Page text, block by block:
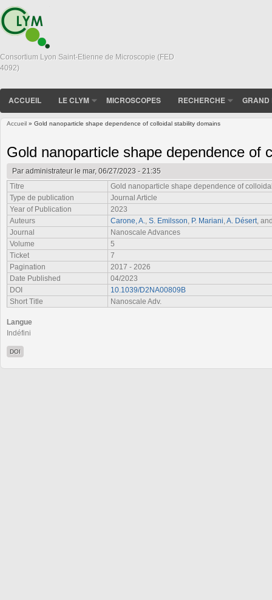
Consortium Lyon Saint-Etienne de Microscopie (FED
4092)
ACCUEIL LE CLYM MICROSCOPES RECHERCHE GRAND
Accueil » Gold nanoparticle shape dependence of colloidal stability domains
Gold nanoparticle shape dependence of
Paradministrateurle mar, 06/27/2023 - 21:35
Titre
Gold nanoparticle shape dependence of
Type de publication
Journal Article
Year of Publication
2023
Auteurs
Carone, A. S. Emilsson P. Mariani A. Désert ,
Journal
Nanoscale Advances
Volume
5
Ticket
7
Pagination
2017 - 2026
Date Published
04/2023
DOI
10.1039/D2NA00809B
Short Title
Nanoscale Adv.
Langue
Indéfini
DOI